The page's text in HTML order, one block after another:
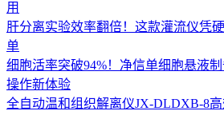
用
肝分离实验效率翻倍！这款灌流仪凭
单
细胞活率突破94%！净信单细胞悬液
操作新体验
全自动温和组织解离仪JX-DLDXB-8